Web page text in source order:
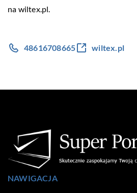
na wiltex.pl.
48616708665 wiltex.pl
NAWIGACJA